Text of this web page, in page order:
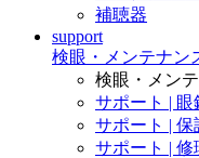
補聴器
support
検眼・メンテナン
検眼・メン
サポート |
サポート |
サポート | 修